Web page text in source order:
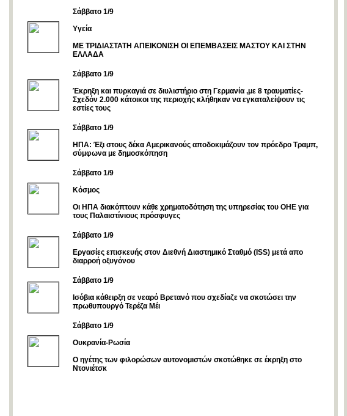
Σάββατο 1/9
Υγεία
ΜΕ ΤΡΙΔΙΑΣΤΑΤΗ ΑΠΕΙΚΟΝΙΣΗ ΟΙ ΕΠΕΜΒΑΣΕΙΣ ΜΑΣΤΟΥ ΚΑΙ ΣΤΗΝ
ΕΛΛΑΔΑ
Σάββατο 1/9
Έκρηξη και πυρκαγιά σε διυλιστήριο στη Γερμανία ,με 8 τραυματίες-
Σχεδόν 2.000 κάτοικοι της περιοχής κλήθηκαν να εγκαταλείψουν τις
εστίες τους
Σάββατο 1/9
ΗΠΑ: Έξι στους δέκα Αμερικανούς αποδοκιμάζουν τον πρόεδρο Τραμπ,
σύμφωνα με δημοσκόπηση
Σάββατο 1/9
Κόσμος
Οι ΗΠΑ διακόπτουν κάθε χρηματοδότηση της υπηρεσίας του ΟΗΕ για
τους Παλαιστίνιους πρόσφυγες
Σάββατο 1/9
Εργασίες επισκευής στον Διεθνή Διαστημικό Σταθμό (ISS) μετά απο
διαρροή οξυγόνου
Σάββατο 1/9
Ισόβια κάθειρξη σε νεαρό Βρετανό που σχεδίαζε να σκοτώσει την
πρωθυπουργό Τερέζα Μέι
Σάββατο 1/9
Ουκρανία-Ρωσία
Ο ηγέτης των φιλορώσων αυτονομιστών σκοτώθηκε σε έκρηξη στο
Ντονιέτσκ